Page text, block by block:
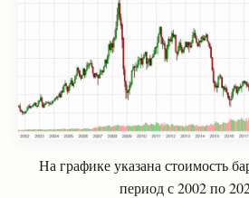
На графике указана стоимость
период с 2002 по